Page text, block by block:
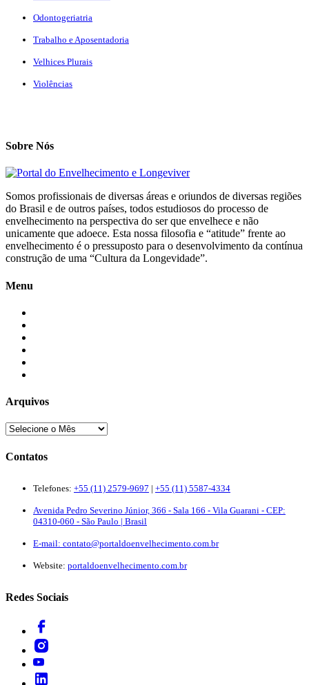
Odontogeriatria
Trabalho e Aposentadoria
Velhices Plurais
Violências
Sobre Nós
Somos profissionais de diversas áreas e oriundos de diversas regiões
do Brasil e de outros países, todos estudiosos do processo de
envelhecimento na perspectiva do ser que envelhece e não
unicamente que adoece. Esta nossa filosofia e “atitude” frente ao
envelhecimento é o pressuposto para o desenvolvimento da contínua
construção de uma “Cultura da Longevidade”.
Menu
Arquivos
Contatos
Telefones: +55 (11) 2579-9697 | +55 (11) 5587-4334
Avenida Pedro Severino Júnior, 366 - Sala 166 - Vila Guarani - CEP:
04310-060 - São Paulo | Brasil
E-mail: contato@portaldoenvelhecimento.com.br
Website: portaldoenvelhecimento.com.br
Redes Sociais